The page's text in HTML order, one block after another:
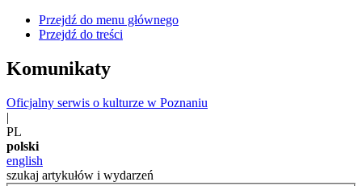
Przejdź do menu głównego
Przejdź do treści
Komunikaty
Oficjalny serwis o kulturze w Poznaniu
|
PL
polski
english
szukaj artykułów i wydarzeń